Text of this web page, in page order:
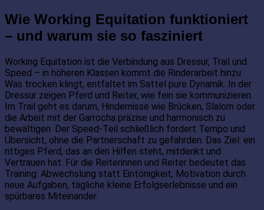
Wie Working Equitation funktioniert
– und warum sie so fasziniert
Working Equitation ist die Verbindung aus Dressur, Trail und
Speed – in höheren Klassen kommt die Rinderarbeit hinzu.
Was trocken klingt, entfaltet im Sattel pure Dynamik. In der
Dressur zeigen Pferd und Reiter, wie fein sie kommunizieren.
Im Trail geht es darum, Hindernisse wie Brücken, Slalom oder
die Arbeit mit der Garrocha präzise und harmonisch zu
bewältigen. Der Speed-Teil schließlich fordert Tempo und
Übersicht, ohne die Partnerschaft zu gefährden. Das Ziel: ein
rittiges Pferd, das an den Hilfen steht, mitdenkt und
Vertrauen hat. Für die Reiterinnen und Reiter bedeutet das
Training: Abwechslung statt Eintönigkeit, Motivation durch
neue Aufgaben, tägliche kleine Erfolgserlebnisse und ein
spürbares Miteinander.